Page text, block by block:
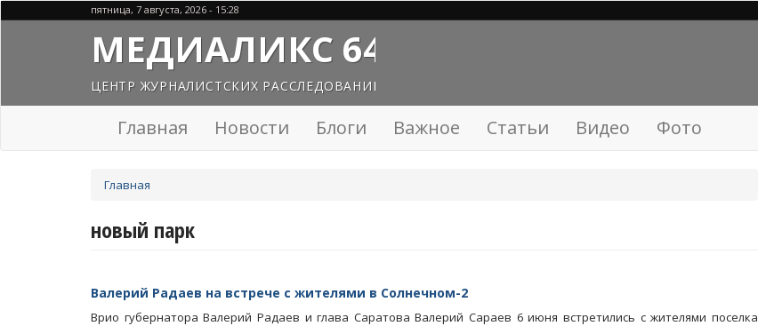
пятница, 7 августа, 2026 - 15:28
МЕДИАЛИКС 64
ЦЕНТР ЖУРНАЛИСТСКИХ РАССЛЕДОВАНИЙ
Главная Новости Блоги Важное Статьи Видео Фото
здесь
Главная
новый парк
Валерий Радаев на встрече с жителями в Солнечном-2
Врио губернатора Валерий Радаев и глава Саратова Валерий Сараев 6 июня встретились с жителями поселка